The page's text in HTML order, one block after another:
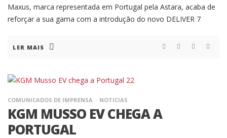
Maxus, marca representada em Portugal pela Astara, acaba de
reforçar a sua gama com a introdução do novo DELIVER 7
LER MAIS
COMUNICADOS DE IMPRENSA NOTICIAS
KGM MUSSO EV CHEGA A
PORTUGAL